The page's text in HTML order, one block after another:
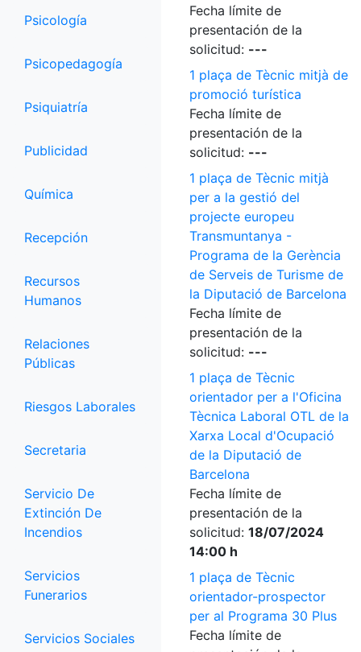
Psicología
Psicopedagogía
Psiquiatría
Publicidad
Química
Recepción
Recursos
Humanos
Relaciones
Públicas
Riesgos Laborales
Secretaria
Servicio De
Extinción De
Incendios
Servicios
Funerarios
Servicios Sociales
Fecha límite de
presentación de la
solicitud: ---
1 plaça de Tècnic mitjà de
promoció turística
Fecha límite de
presentación de la
solicitud: ---
1 plaça de Tècnic mitjà
per a la gestió del
projecte europeu
Transmuntanya -
Programa de la Gerència
de Serveis de Turisme de
la Diputació de Barcelona
Fecha límite de
presentación de la
solicitud: ---
1 plaça de Tècnic
orientador per a l'Oficina
Tècnica Laboral OTL de la
Xarxa Local d'Ocupació
de la Diputació de
Barcelona
Fecha límite de
presentación de la
solicitud: 18/07/2024
14:00 h
1 plaça de Tècnic
orientador-prospector
per al Programa 30 Plus
Fecha límite de